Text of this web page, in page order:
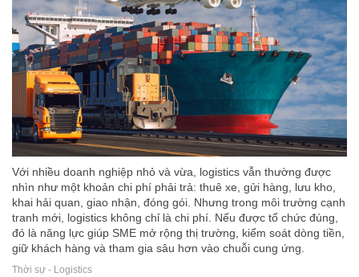
Với nhiều doanh nghiệp nhỏ và vừa, logistics vẫn thường được
nhìn như một khoản chi phí phải trả: thuê xe, gửi hàng, lưu kho,
khai hải quan, giao nhận, đóng gói. Nhưng trong môi trường cạnh
tranh mới, logistics không chỉ là chi phí. Nếu được tổ chức đúng,
đó là năng lực giúp SME mở rộng thị trường, kiểm soát dòng tiền,
giữ khách hàng và tham gia sâu hơn vào chuỗi cung ứng.
Thời sự - Logistics